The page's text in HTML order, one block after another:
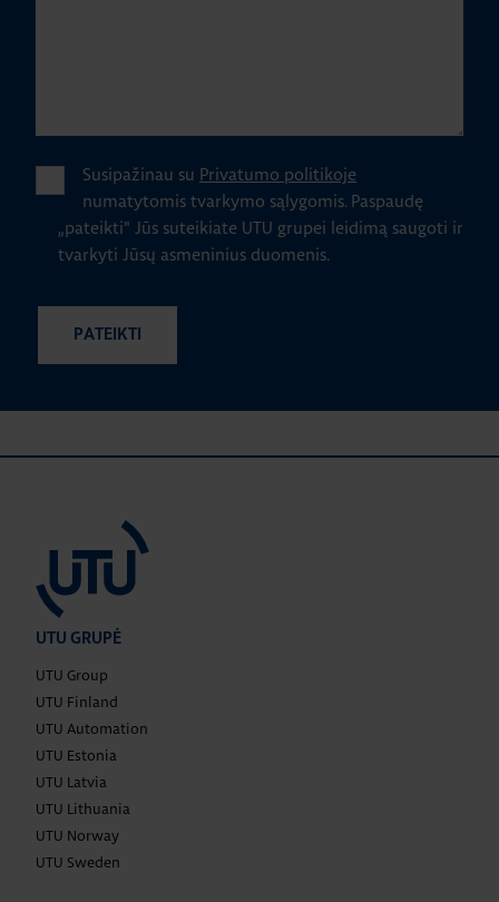
Susipažinau su Privatumo politikoje
numatytomis tvarkymo sąlygomis. Paspaudę
„pateikti" Jūs suteikiate UTU grupei leidimą saugoti ir
tvarkyti Jūsų asmeninius duomenis.
UTU GRUPĖ
UTU Group
UTU Finland
UTU Automation
UTU Estonia
UTU Latvia
UTU Lithuania
UTU Norway
UTU Sweden